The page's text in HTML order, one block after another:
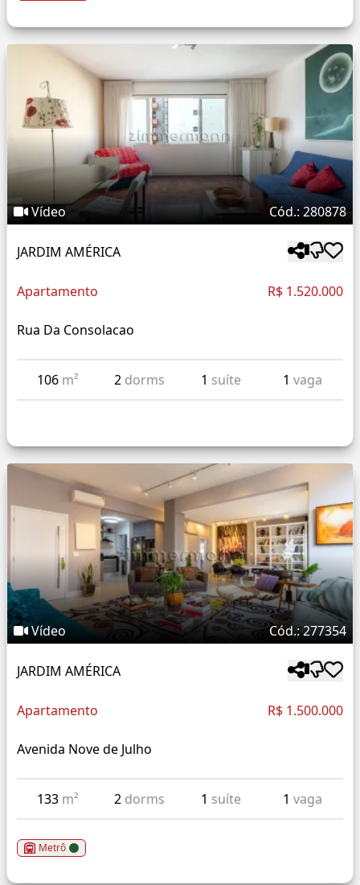
Vídeo Cód.: 280878
JARDIM AMÉRICA
Apartamento R$ 1.520.000
Rua Da Consolacao
106 m² 2 dorms 1 suíte 1 vaga
Vídeo Cód.: 277354
JARDIM AMÉRICA
Apartamento R$ 1.500.000
Avenida Nove de Julho
133 m² 2 dorms 1 suíte 1 vaga
Metrô